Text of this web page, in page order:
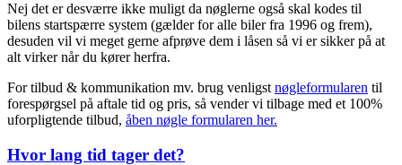
Nej det er desværre ikke muligt da nøglerne også skal kodes til
bilens startspærre system (gælder for alle biler fra 1996 og frem),
desuden vil vi meget gerne afprøve dem i låsen så vi er sikker på at
alt virker når du kører herfra.
For tilbud & kommunikation mv. brug venligst nøgleformularen til
forespørgsel på aftale tid og pris, så vender vi tilbage med et 100%
uforpligtende tilbud, åben nøgle formularen her.
Hvor lang tid tager det?